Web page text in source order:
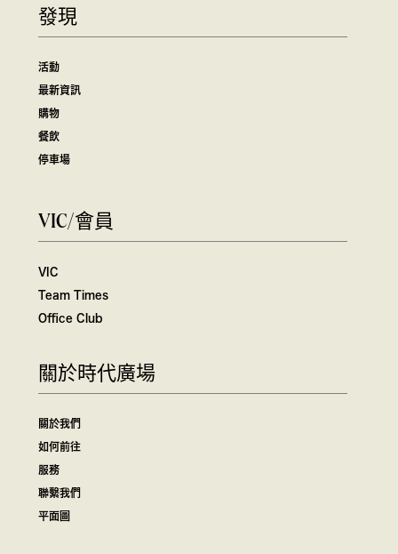
發現
活動
最新資訊
購物
餐飲
停車場
VIC/會員
VIC
Team Times
Office Club
關於時代廣場
關於我們
如何前往
服務
聯繫我們
平面圖